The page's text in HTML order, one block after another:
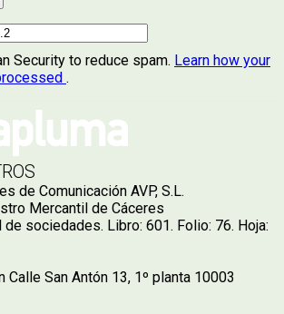
Security to reduce spam. Learn how your
.
de Comunicación AVP, S.L.
Mercantil de Cáceres
de sociedades. Libro: 601. Folio: 76. Hoja:
San Antón 13, 1º planta 10003